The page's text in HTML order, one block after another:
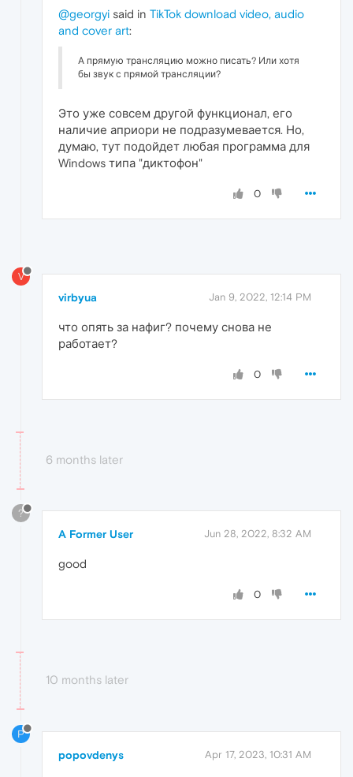
@georgyi said in TikTok download video, audio
and cover art:
А прямую трансляцию можно писать? Или хотя
бы звук с прямой трансляции?
Это уже совсем другой функционал, его
наличие априори не подразумевается. Но,
думаю, тут подойдет любая программа для
Windows типа "диктофон"
0
V
virbyua Jan 9, 2022, 12:14 PM
что опять за нафиг? почему снова не
работает?
0
6 months later
?
A Former User Jun 28, 2022, 8:32 AM
good
0
10 months later
P
popovdenys Apr 17, 2023, 10:31 AM